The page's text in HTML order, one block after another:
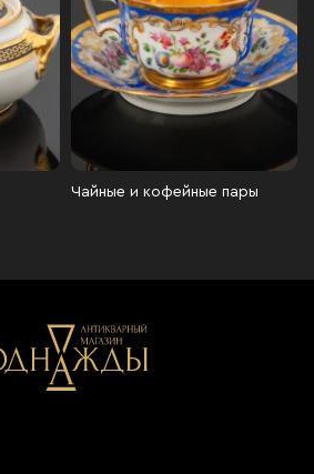
Чайные и кофейные пары